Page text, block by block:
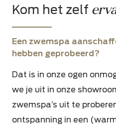
Kom het zelf
Een zwemspa
hebben geprobeerd?
Dat is in onze ogen
we je uit in onze
zwemspa’s uit te
ontspanning in een